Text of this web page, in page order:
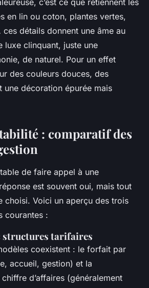
c’est ce que retiennent les
en lin ou coton, plantes vertes,
détails donnent une âme au
luxe clinquant, juste une
de naturel. Pour un effet
des couleurs douces, des
une décoration épurée mais
: comparatif des
de faire appel à une
est souvent oui, mais tout
choisi. Voici un aperçu des trois
courantes :
structures tarifaires
coexistent : le forfait par
accueil, gestion) et la
d’affaires (généralement